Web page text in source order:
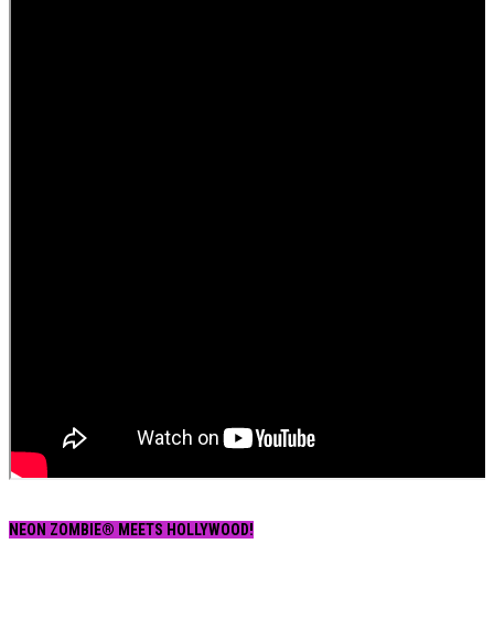
NEON ZOMBIE® MEETS HOLLYWOOD!